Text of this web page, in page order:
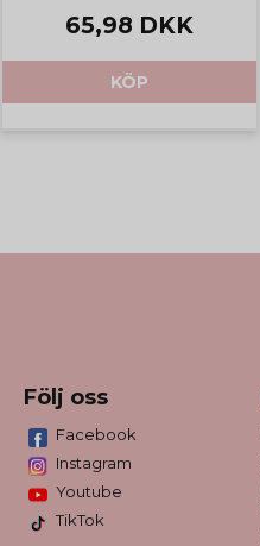
65,98 DKK
KÖP
Följ oss
Facebook
Instagram
Youtube
TikTok